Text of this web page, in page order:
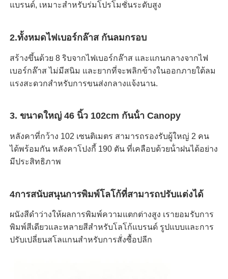
ร่มกลับ
ร่มกันแสง UV
ร่มชายหาด
แบรนด์, เหมาะสําหรับร่มโปรโมชั่นระดับสูง
2.ทั้งหมดไฟเบอร์กล๊าส กันลมกรอบ
สร้างขึ้นด้วย 8 ริบจากไฟเบอร์กล๊าส และแกนกลางจากไฟ
เบอร์กล๊าส ไม่มีสนิม และยากที่จะพลิกข้างในออกภายใต้ลม
แรงสะดวกสําหรับการขนส่งกลางแจ้งนาน.
3. ขนาดใหญ่ 46 นิ้ว 102cm กันน้ํา Canopy
หลังคาที่กว้าง 102 เซนติเมตร สามารถรองรับผู้ใหญ่ 2 คน
ได้พร้อมกัน หลังคาโปงกี้ 190 ตัน ที่เคลือบด้วยน้ําฝนได้อย่าง
มีประสิทธิภาพ
4การสนับสนุนการพิมพ์โลโก้ที่สามารถปรับแต่งได้
ผนังสีดําว่างให้ผลการพิมพ์ความแตกต่างสูง เรายอมรับการ
พิมพ์สีเดียวและหลายสีสําหรับโลโก้แบรนด์ รูปแบบและการ
ปรับเปลี่ยนสโลแกนสําหรับการสั่งซื้อปลีก